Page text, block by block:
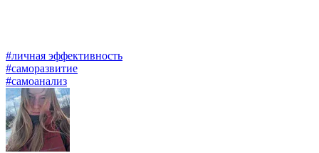
#личная эффективность
#саморазвитие
#самоанализ